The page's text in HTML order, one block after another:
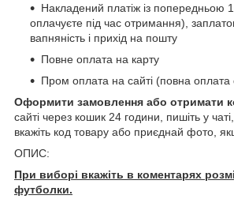
Накладений платіж із попередньою
оплачуєте під час отримання),
вапняність і прихід на пошту
Повне оплата на карту
Пром оплата на сайті (повна оплата
Оформити замовлення або отримати
сайті через кошик 24 години, пишіть у
вкажіть код товару або приєднай фото,
ОПИС:
При виборі вкажіть в коментарях
футболки.